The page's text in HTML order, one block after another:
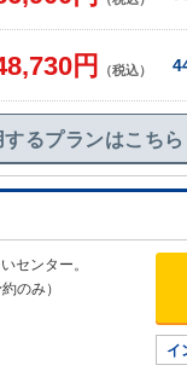
円 （税込）
るプランはこちら
センター。
のみ）
イ